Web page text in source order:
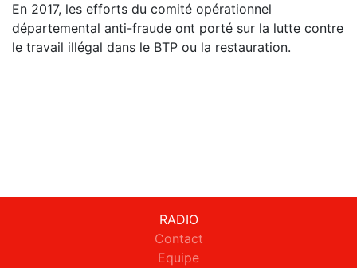
En 2017, les efforts du comité opérationnel
départemental anti-fraude ont porté sur la lutte contre
le travail illégal dans le BTP ou la restauration.
RADIO
Contact
Equipe